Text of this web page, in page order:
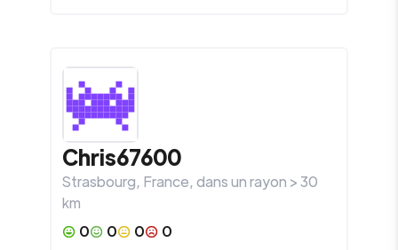
Chris67600
Strasbourg, France, dans un rayon >30
km
0
0 0 0